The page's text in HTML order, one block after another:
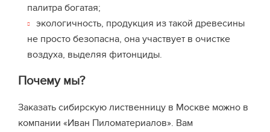
палитра богатая;
экологичность, продукция из такой древесины
не просто безопасна, она участвует в очистке
воздуха, выделяя фитонциды.
Почему мы?
Заказать сибирскую лиственницу в Москве можно в
компании «Иван Пиломатериалов». Вам